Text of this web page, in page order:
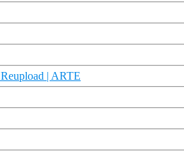
| ARTE